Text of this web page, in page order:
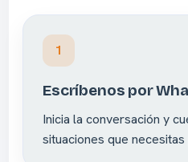
1
Escríbenos por
Inicia la conversación y
situaciones que necesitas